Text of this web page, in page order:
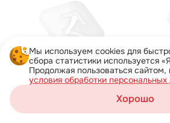
Мы используем cookies для
сбора статистики используется
Продолжая пользоваться
условия обработки
Хорошо
Каталог Акции
Жульен на тонком
750 ₽
1 шт
750